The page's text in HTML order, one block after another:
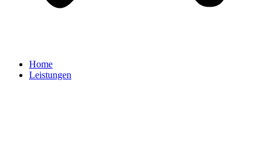
Home
Leistungen